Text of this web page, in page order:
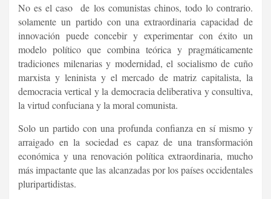
No es el caso de los comunistas chinos, todo lo contrario.
solamente un partido con una extraordinaria capacidad de
innovación puede concebir y experimentar con éxito un
modelo político que combina teórica y pragmáticamente
tradiciones milenarias y modernidad, el socialismo de cuño
marxista y leninista y el mercado de matriz capitalista, la
democracia vertical y la democracia deliberativa y consultiva,
la virtud confuciana y la moral comunista.
Solo un partido con una profunda confianza en sí mismo y
arraigado en la sociedad es capaz de una transformación
económica y una renovación política extraordinaria, mucho
más impactante que las alcanzadas por los países occidentales
pluripartidistas.